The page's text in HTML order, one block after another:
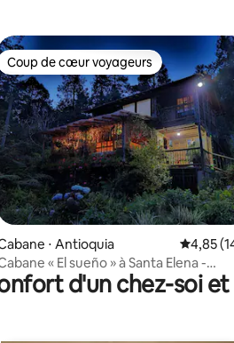
sur la base de 190
Coup de cœur voyageurs
Coup de cœur voyageurs
⋅ Antioquia
4,85
« El sueño » à Santa Elena -
d'un chez-soi